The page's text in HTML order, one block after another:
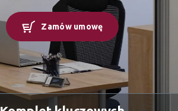
Zamów umowę